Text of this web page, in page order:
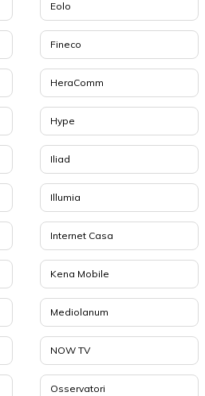
Eolo
Fineco
HeraComm
Hype
Iliad
Illumia
Internet Casa
Kena Mobile
Mediolanum
NOW TV
Osservatori